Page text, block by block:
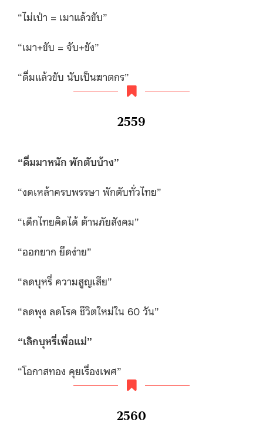
“ไม่เป่า = เมาแล้วขับ”
“เมา+ขับ = จับ+ขัง”
“ดื่มแล้วขับ นับเป็นฆาตกร”
2559
“ดื่มมาหนัก พักตับบ้าง”
“งดเหล้าครบพรรษา พักตับทั่วไทย”
“เด็กไทยคิดได้ ต้านภัยสังคม”
“ออกยาก ยึดง่าย”
“ลดบุหรี่ ความสูญเสีย”
“ลดพุง ลดโรค ชีวิตใหม่ใน 60 วัน”
“เลิกบุหรี่เพื่อแม่”
“โอกาสทอง คุยเรื่องเพศ”
2560